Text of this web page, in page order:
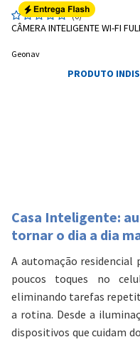
(0)
CÂMERA INTELIGENTE WI-FI
Geonav
PRODUTO
Casa Inteligente:
tornar o dia a dia
A automação
poucos toques no
eliminando tarefas
a rotina. Desde a
dispositivos que cuidam